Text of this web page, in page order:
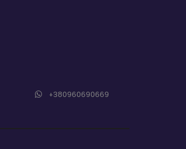
+380960690669